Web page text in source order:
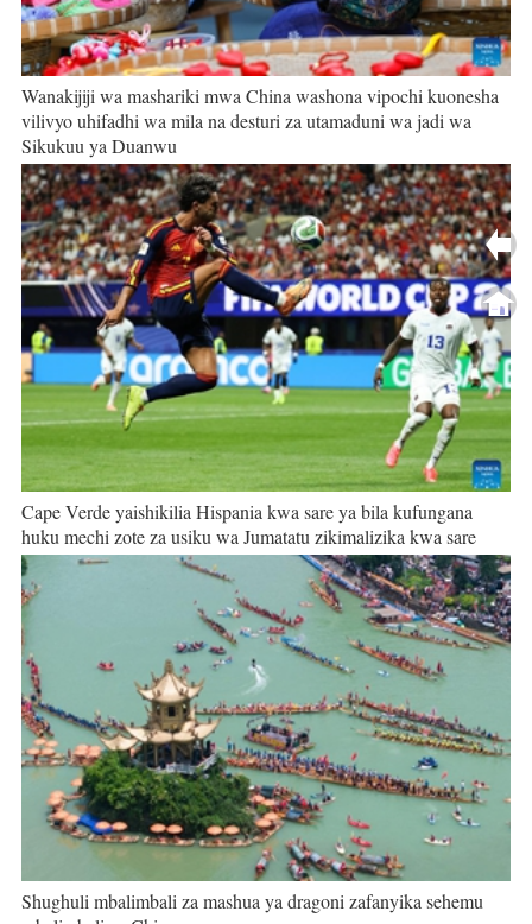
Wanakijiji wa mashariki mwa China washona vipochi kuonesha
vilivyo uhifadhi wa mila na desturi za utamaduni wa jadi wa
Sikukuu ya Duanwu
Cape Verde yaishikilia Hispania kwa sare ya bila kufungana
huku mechi zote za usiku wa Jumatatu zikimalizika kwa sare
Shughuli mbalimbali za mashua ya dragoni zafanyika sehemu